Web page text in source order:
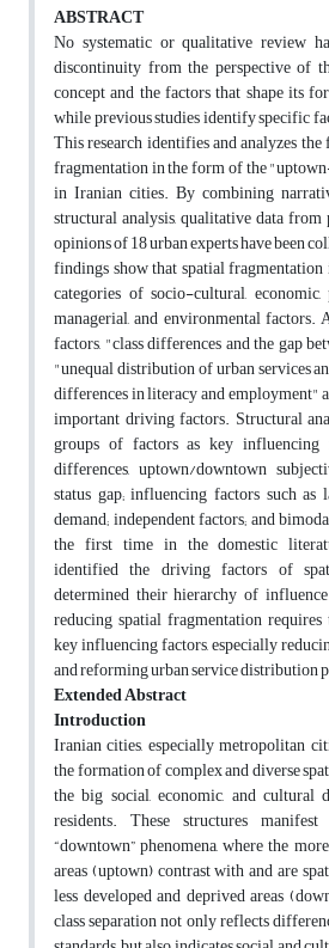
ABSTRACT
No systematic or qualitative review
discontinuity from the perspective of
concept and the factors that shape its
while previous studies identify specific
This research identifies and analyzes
fragmentation in the form of the
in Iranian cities. By combining
structural analysis, qualitative data
opinions of 18 urban experts have been
findings show that spatial
categories of socio-cultural,
managerial, and environmental
factors, "class differences and the gap
"unequal distribution of urban services
differences in literacy and employment"
important driving factors. Structural
groups of factors as key influencing
differences, uptown/downtown
status gap; influencing factors such as
demand; independent factors; and
the first time in the domestic
identified the driving factors of
determined their hierarchy of
reducing spatial fragmentation
key influencing factors, especially
and reforming urban service distribution
Extended Abstract
Introduction
Iranian cities, especially metropolitan
the formation of complex and diverse
the big social, economic, and cultural
residents. These structures
“downtown” phenomena, where the
areas (uptown) contrast with and are
less developed and deprived areas
class separation not only reflects